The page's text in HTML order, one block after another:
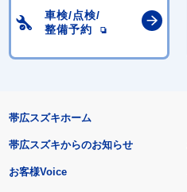
車検/点検/
整備予約
帯広スズキホーム
帯広スズキからのお知らせ
お客様Voice